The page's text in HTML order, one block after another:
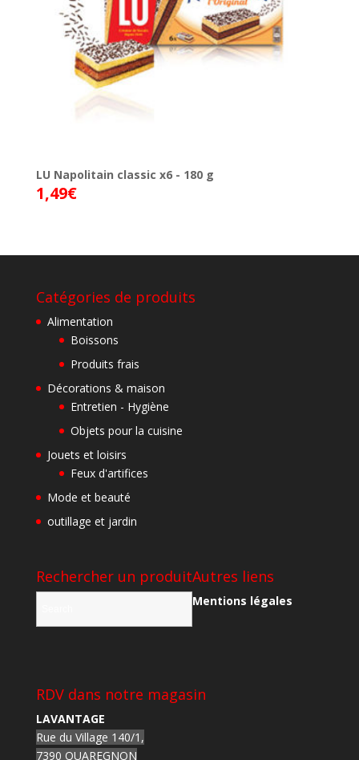
LU Napolitain classic x6 - 180 g
1,49€
Catégories de produits
Alimentation
Boissons
Produits frais
Décorations & maison
Entretien - Hygiène
Objets pour la cuisine
Jouets et loisirs
Feux d'artifices
Mode et beauté
outillage et jardin
Rechercher un produitAutres liens
Mentions légales
RDV dans notre magasin
LAVANTAGE
Rue du Village 140/1,
7390 QUAREGNON